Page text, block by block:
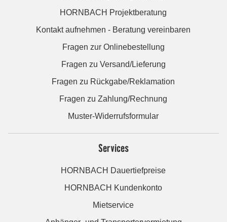
HORNBACH Projektberatung
Kontakt aufnehmen - Beratung vereinbaren
Fragen zur Onlinebestellung
Fragen zu Versand/Lieferung
Fragen zu Rückgabe/Reklamation
Fragen zu Zahlung/Rechnung
Muster-Widerrufsformular
Services
HORNBACH Dauertiefpreise
HORNBACH Kundenkonto
Mietservice